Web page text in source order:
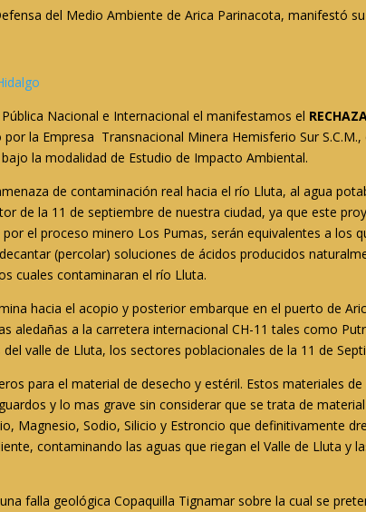
del Medio Ambiente de Arica Parinacota, manifestó
Nacional e Internacional el manifestamos el
la Empresa Transnacional Minera Hemisferio Sur
la modalidad de Estudio de Impacto Ambiental.
de contaminación real hacia el río Lluta, al agua
de la 11 de septiembre de nuestra ciudad, ya que este
el proceso minero Los Pumas, serán equivalentes a los
(percolar) soluciones de ácidos producidos
cuales contaminaran el río Lluta.
hacia el acopio y posterior embarque en el puerto de
aledañas a la carretera internacional CH-11 tales como
valle de Lluta, los sectores poblacionales de la 11 de
para el material de desecho y estéril. Estos materiales
y lo mas grave sin considerar que se trata de
Magnesio, Sodio, Silicio y Estroncio que definitivamente
contaminando las aguas que riegan el Valle de Lluta y
falla geológica Copaquilla Tignamar sobre la cual se